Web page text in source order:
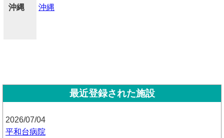
沖縄 沖縄
最近登録された施設
2026/07/04
平和台病院